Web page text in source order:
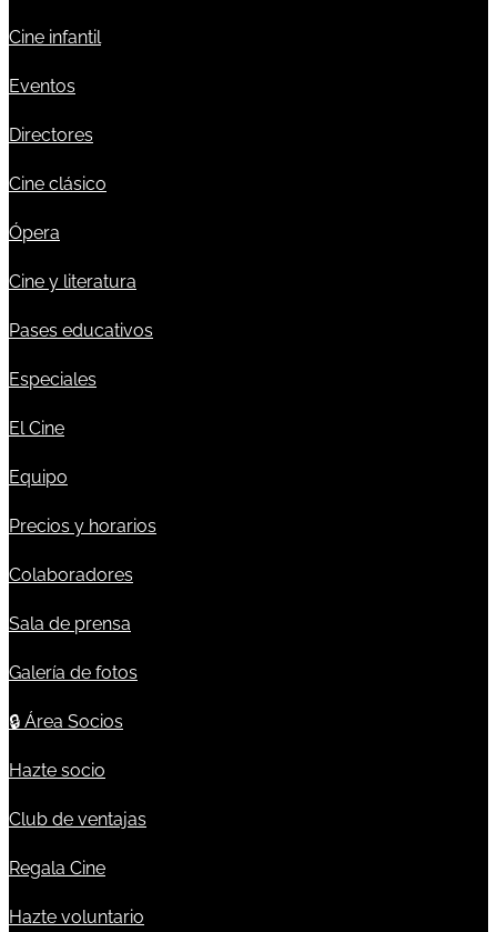
Cine infantil
Eventos
Directores
Cine clásico
Ópera
Cine y literatura
Pases educativos
Especiales
El Cine
Equipo
Precios y horarios
Colaboradores
Sala de prensa
Galería de fotos
🔒 Área Socios
Hazte socio
Club de ventajas
Regala Cine
Hazte voluntario